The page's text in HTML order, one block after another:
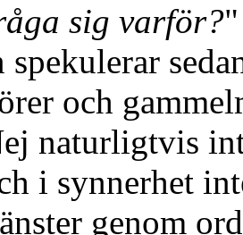
sig varför?
spekulerar
och
naturligtvis
i synnerhet
genom